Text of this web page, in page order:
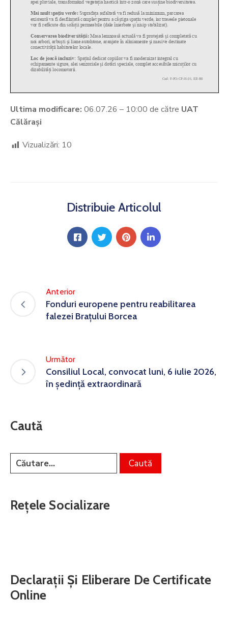
Ultima modificare: 06.07.26 – 10:00 de către UAT
Călărași
Vizualizări: 10
Distribuie Articolul
Anterior
Fonduri europene pentru reabilitarea
falezei Brațului Borcea
Următor
Consiliul Local, convocat luni, 6 iulie 2026,
în ședință extraordinară
Caută
Rețele Socializare
Declarații Și Eliberare De Certificate
Online